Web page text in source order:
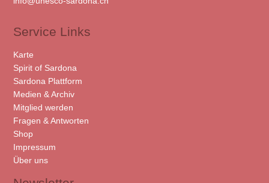
Service Links
Karte
Spirit of Sardona
Sardona Plattform
Medien & Archiv
Mitglied werden
Fragen & Antworten
Shop
Impressum
Über uns